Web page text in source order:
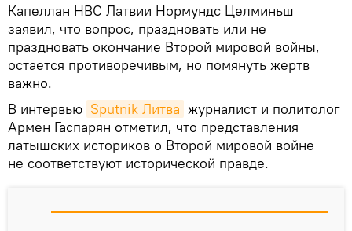
Капеллан НВС Латвии Нормундс Целминьш
заявил, что вопрос, праздновать или не
праздновать окончание Второй мировой войны,
остается противоречивым, но помянуть жертв
важно.
В интервью Sputnik Литва журналист и политолог
Армен Гаспарян отметил, что представления
латышских историков о Второй мировой войне
не соответствуют исторической правде.